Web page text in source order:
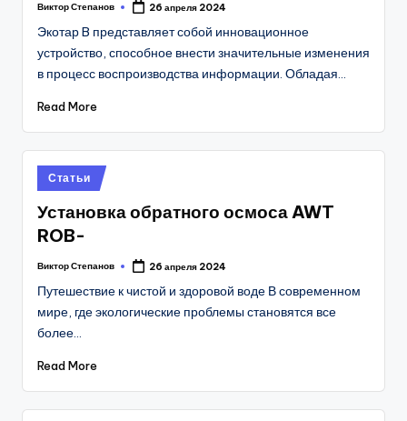
Posted
Виктор Степанов 26 апреля 2024
Экотар B представляет собой инновационное
устройство, способное внести значительные изменения
в процесс воспроизводства информации. Обладая…
Read More
Posted
in
Статьи
Установка обратного осмоса AWT
ROB-
Posted
Виктор Степанов 26 апреля 2024
Путешествие к чистой и здоровой воде В современном
мире, где экологические проблемы становятся все
более…
Read More